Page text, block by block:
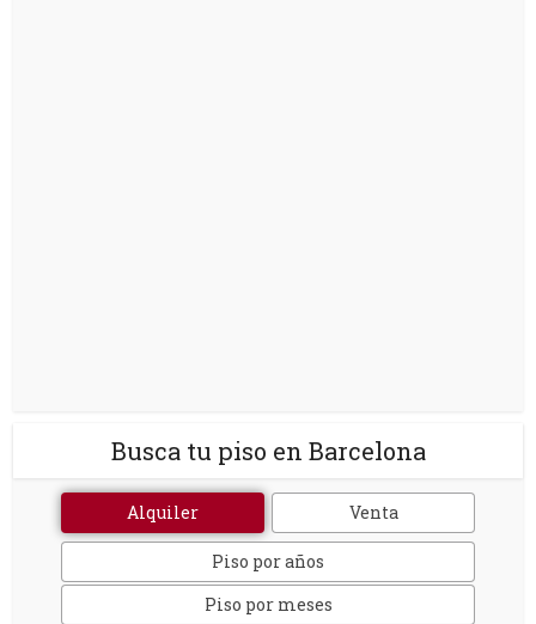
Busca tu piso en Barcelona
Alquiler Venta
Piso por años
Piso por meses